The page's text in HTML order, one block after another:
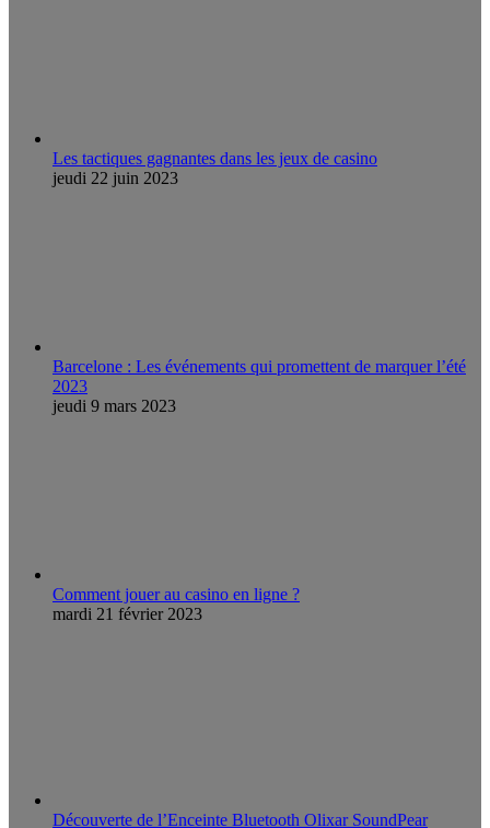
Les tactiques gagnantes dans les jeux de casino
jeudi 22 juin 2023
Barcelone : Les événements qui promettent de marquer l’été
2023
jeudi 9 mars 2023
Comment jouer au casino en ligne ?
mardi 21 février 2023
Découverte de l’Enceinte Bluetooth Olixar SoundPear